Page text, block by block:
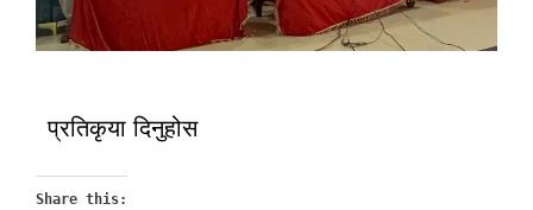
प्रतिकृया दिनुहोस
Share this: